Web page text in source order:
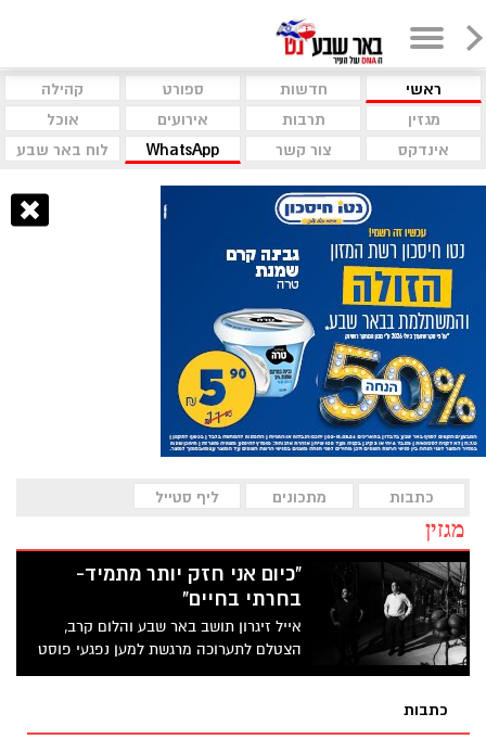
ראשי חדשות ספורט
קהילה
מגזין
תרבות אירועים
אוכל
אינדקס
צור קשר WhatsApp לוח באר שבע
כתבות מתכונים ליף סטייל
מגזין
"כיום אני חזק יותר מתמיד-
בחרתי בחיים"
אייל זיגרון תושב באר שבע והלום קרב,
הצטלם לתערוכה מרגשת למען נפגעי פוסט
טראומה, לצד אחמ"ים וסלבס, אותה יזמה
שבע נט': "בפן האישי שילמתי מחיר יקר"
כתבות